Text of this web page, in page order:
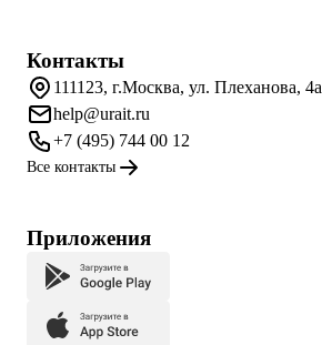
Контакты
111123, г.Москва, ул. Плеханова, 4а
help@urait.ru
+7 (495) 744 00 12
Все контакты
Приложения